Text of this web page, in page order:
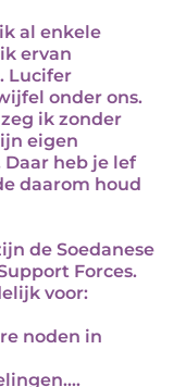
al enkele
ervan
Lucifer
onder ons.
ik zonder
eigen
heb je lef
daarom houd
de Soedanese
Forces.
voor:
noden in